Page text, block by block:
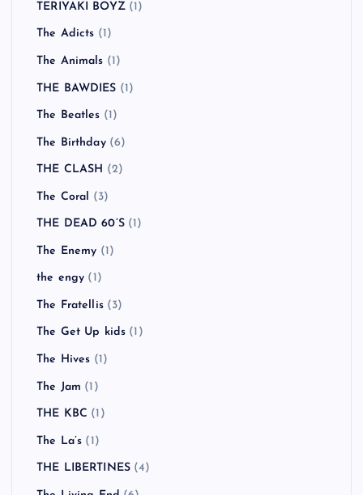
TERIYAKI BOYZ(1)
The Adicts (1)
The Animals (1)
THE BAWDIES (1)
The Beatles (1)
The Birthday(6)
THE CLASH (2)
The Coral (3)
THE DEAD 60’S(1)
The Enemy (1)
the engy (1)
The Fratellis(3)
The Get Up kids (1)
The Hives (1)
The Jam (1)
THE KBC (1)
The La’s (1)
THE LIBERTINES (4)